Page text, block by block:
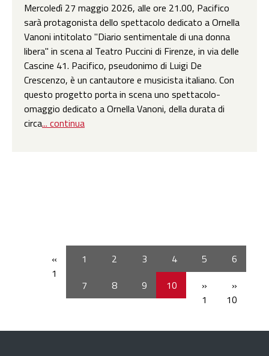
Mercoledì 27 maggio 2026, alle ore 21.00, Pacifico
sarà protagonista dello spettacolo dedicato a Ornella
Vanoni intitolato "Diario sentimentale di una donna
libera" in scena al Teatro Puccini di Firenze, in via delle
Cascine 41. Pacifico, pseudonimo di Luigi De
Crescenzo, è un cantautore e musicista italiano. Con
questo progetto porta in scena uno spettacolo-
omaggio dedicato a Ornella Vanoni, della durata di
circa... continua
«
1
1 2 3 4 5
6
7
8 9 10
»
1
»
10